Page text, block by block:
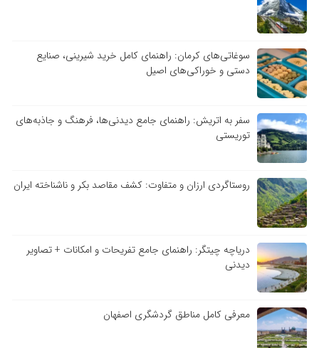
سوغاتی‌های کرمان: راهنمای کامل خرید شیرینی، صنایع
دستی و خوراکی‌های اصیل
سفر به اتریش: راهنمای جامع دیدنی‌ها، فرهنگ و جاذبه‌های
توریستی
روستاگردی ارزان و متفاوت: کشف مقاصد بکر و ناشناخته ایران
دریاچه چیتگر: راهنمای جامع تفریحات و امکانات + تصاویر
دیدنی
معرفی کامل مناطق گردشگری اصفهان